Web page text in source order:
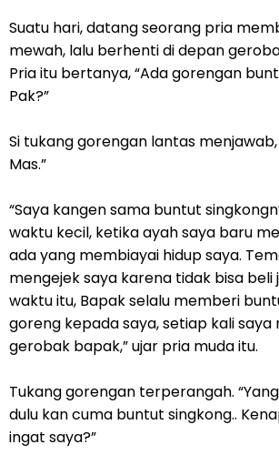
Suatu hari, datang seorang pria
mewah, lalu berhenti di depan
Pria itu bertanya, “Ada gorengan
Pak?”
Si tukang gorengan lantas menjawab,
Mas.”
“Saya kangen sama buntut
waktu kecil, ketika ayah saya baru
ada yang membiayai hidup saya.
mengejek saya karena tidak bisa beli
waktu itu, Bapak selalu memberi
goreng kepada saya, setiap kali saya
gerobak bapak,” ujar pria muda itu.
Tukang gorengan terperangah.
dulu kan cuma buntut singkong..
ingat saya?”